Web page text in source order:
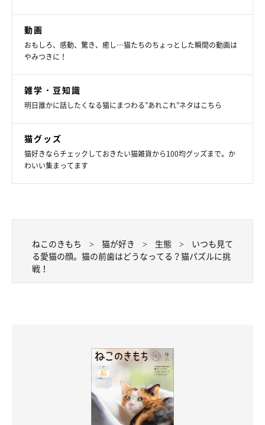
動画
おもしろ、感動、驚き、癒し…猫たちのちょっとした瞬間の動画は
やみつきに！
雑学・豆知識
明日誰かに話したくなる猫にまつわる”あれこれ”ネタはこちら
猫グッズ
猫好きならチェックしておきたい猫雑貨から100均グッズまで。か
わいい集まってます
ねこのきもち 猫が好き 生態
いつも見て
る愛猫の顔。猫の前歯はどうなってる？猫パズルに挑
戦！